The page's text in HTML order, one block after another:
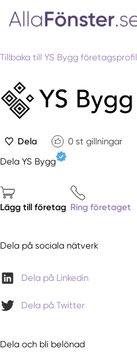
Tillbaka till YS Bygg företagsprofil
Dela 0 st gillningar
Dela YS Bygg
Lägg till företag Ring företaget
Dela på sociala nätverk
Dela på Linkedin
Dela på Twitter
Dela och bli belönad